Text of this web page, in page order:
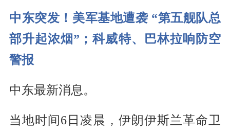
中东突发！美军基地遭袭 “第五舰队总
部升起浓烟”；科威特、巴林拉响防空
警报
中东最新消息。
当地时间6日凌晨，伊朗伊斯兰革命卫